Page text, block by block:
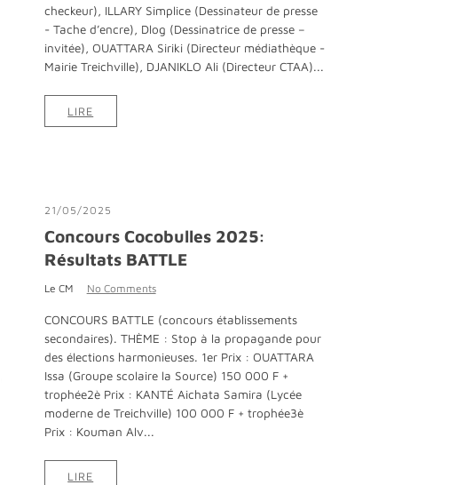
checkeur), ILLARY Simplice (Dessinateur de presse
- Tache d’encre), Dlog (Dessinatrice de presse –
invitée), OUATTARA Siriki (Directeur médiathèque -
Mairie Treichville), DJANIKLO Ali (Directeur CTAA)...
LIRE
21/05/2025
Concours Cocobulles 2025:
Résultats BATTLE
Le CM No Comments
CONCOURS BATTLE (concours établissements
secondaires). THÈME : Stop à la propagande pour
des élections harmonieuses. 1er Prix : OUATTARA
Issa (Groupe scolaire la Source) 150 000 F +
trophée2è Prix : KANTÉ Aichata Samira (Lycée
moderne de Treichville) 100 000 F + trophée3è
Prix : Kouman Alv...
LIRE